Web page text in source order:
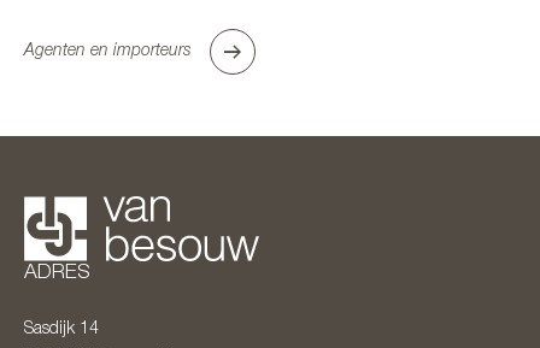
Agenten en importeurs
ADRES
Sasdijk 14